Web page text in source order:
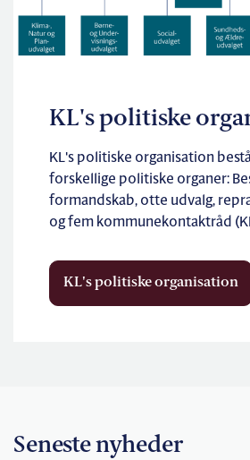
KL's politiske
KL's politiske organisation
forskellige politiske organer:
formandskab, otte udvalg,
og fem kommunekontaktråd
KL's politiske organisation
Seneste nyheder